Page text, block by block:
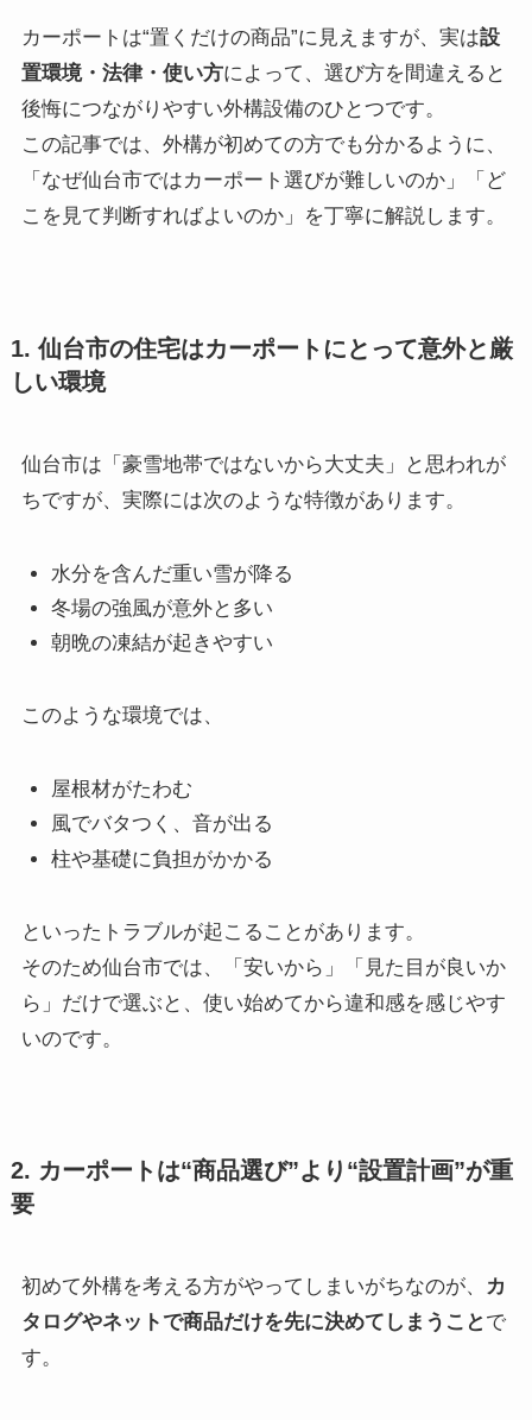
カーポートは“置くだけの商品”に見えますが、実は設
置環境・法律・使い方によって、選び方を間違えると
後悔につながりやすい外構設備のひとつです。
この記事では、外構が初めての方でも分かるように、
「なぜ仙台市ではカーポート選びが難しいのか」「ど
こを見て判断すればよいのか」を丁寧に解説します。
1. 仙台市の住宅はカーポートにとって意外と厳
しい環境
仙台市は「豪雪地帯ではないから大丈夫」と思われが
ちですが、実際には次のような特徴があります。
水分を含んだ重い雪が降る
冬場の強風が意外と多い
朝晩の凍結が起きやすい
このような環境では、
屋根材がたわむ
風でバタつく、音が出る
柱や基礎に負担がかかる
といったトラブルが起こることがあります。
そのため仙台市では、「安いから」「見た目が良いか
ら」だけで選ぶと、使い始めてから違和感を感じやす
いのです。
2. カーポートは“商品選び”より“設置計画”が重
要
初めて外構を考える方がやってしまいがちなのが、
カ
タログやネットで商品だけを先に決めてしまうこと で
す。